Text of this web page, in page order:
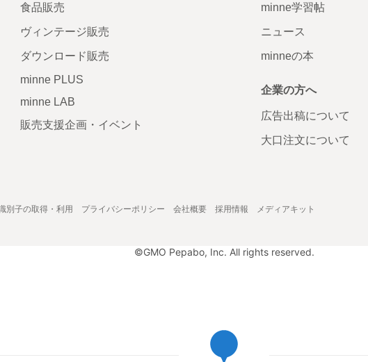
食品販売
ヴィンテージ販売
ダウンロード販売
minne PLUS
minne LAB
販売支援企画・イベント
minne学習帖
ニュース
minneの本
企業の方へ
広告出稿について
大口注文について
別子の取得・利用 プライバシーポリシー 会社概要 採用情報 メディアキット
©GMO Pepabo, Inc. All rights reserved.